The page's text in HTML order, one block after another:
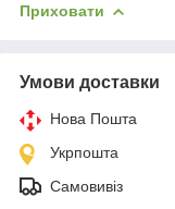
Приховати
Умови доставки
Нова Пошта
Укрпошта
Самовивіз